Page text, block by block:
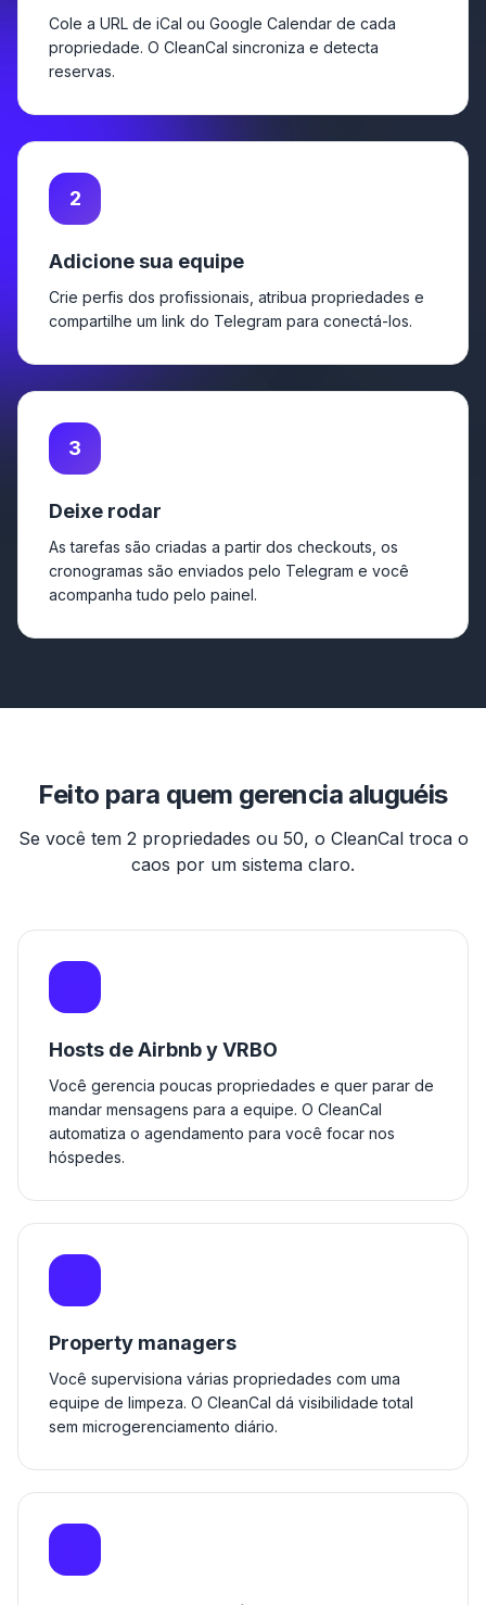
Cole a URL de iCal ou Google Calendar de cada
propriedade. O CleanCal sincroniza e detecta
reservas.
2
Adicione sua equipe
Crie perfis dos profissionais, atribua propriedades e
compartilhe um link do Telegram para conectá-los.
3
Deixe rodar
As tarefas são criadas a partir dos checkouts, os
cronogramas são enviados pelo Telegram e você
acompanha tudo pelo painel.
Feito para quem gerencia aluguéis
Se você tem 2 propriedades ou 50, o CleanCal troca o
caos por um sistema claro.
Hosts de Airbnb y VRBO
Você gerencia poucas propriedades e quer parar de
mandar mensagens para a equipe. O CleanCal
automatiza o agendamento para você focar nos
hóspedes.
Property managers
Você supervisiona várias propriedades com uma
equipe de limpeza. O CleanCal dá visibilidade total
sem microgerenciamento diário.